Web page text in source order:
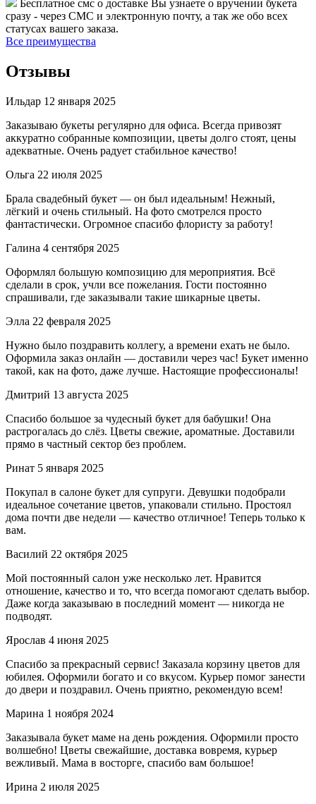
Бесплатное смс о доставке Вы узнаете о вручении букета
сразу - через СМС и электронную почту, а так же обо всех
статусах вашего заказа.
Все преимущества
Отзывы
Ильдар 12 января 2025
Заказываю букеты регулярно для офиса. Всегда привозят
аккуратно собранные композиции, цветы долго стоят, цены
адекватные. Очень радует стабильное качество!
Ольга 22 июля 2025
Брала свадебный букет — он был идеальным! Нежный,
лёгкий и очень стильный. На фото смотрелся просто
фантастически. Огромное спасибо флористу за работу!
Галина 4 сентября 2025
Оформлял большую композицию для мероприятия. Всё
сделали в срок, учли все пожелания. Гости постоянно
спрашивали, где заказывали такие шикарные цветы.
Элла 22 февраля 2025
Нужно было поздравить коллегу, а времени ехать не было.
Оформила заказ онлайн — доставили через час! Букет именно
такой, как на фото, даже лучше. Настоящие профессионалы!
Дмитрий 13 августа 2025
Спасибо большое за чудесный букет для бабушки! Она
растрогалась до слёз. Цветы свежие, ароматные. Доставили
прямо в частный сектор без проблем.
Ринат 5 января 2025
Покупал в салоне букет для супруги. Девушки подобрали
идеальное сочетание цветов, упаковали стильно. Простоял
дома почти две недели — качество отличное! Теперь только к
вам.
Василий 22 октября 2025
Мой постоянный салон уже несколько лет. Нравится
отношение, качество и то, что всегда помогают сделать выбор.
Даже когда заказываю в последний момент — никогда не
подводят.
Ярослав 4 июня 2025
Спасибо за прекрасный сервис! Заказала корзину цветов для
юбилея. Оформили богато и со вкусом. Курьер помог занести
до двери и поздравил. Очень приятно, рекомендую всем!
Марина 1 ноября 2024
Заказывала букет маме на день рождения. Оформили просто
волшебно! Цветы свежайшие, доставка вовремя, курьер
вежливый. Мама в восторге, спасибо вам большое!
Ирина 2 июля 2025